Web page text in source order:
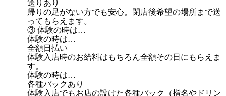
送りあり
帰りの足がない方でも安心。閉店後希望の場所まで送
ってもらえます。
③ 体験の時は…
体験の時は…
全額日払い
体験入店時のお給料はもちろん全額その日にもらえま
す。
体験の時は…
各種バックあり
体験入店でもお店の設けた各種バック（指名やドリン